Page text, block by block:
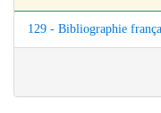
129 - Bibliographie